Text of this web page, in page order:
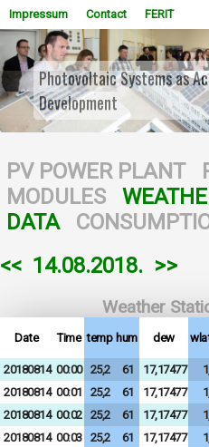
Impressum Contact FERIT
Photovoltaic Systems as
Development
PV POWER PLANT
MODULES
DATA
<< 14.08.2018. >>
Weather
Date Time temp hum dew
20180814 00:00 25,2 61 17,17477
20180814 00:01 25,2 61 17,17477
20180814 00:02 25,2 61 17,17477
20180814 00:03 25,2 61 17,17477